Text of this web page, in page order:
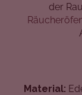
der
Material: